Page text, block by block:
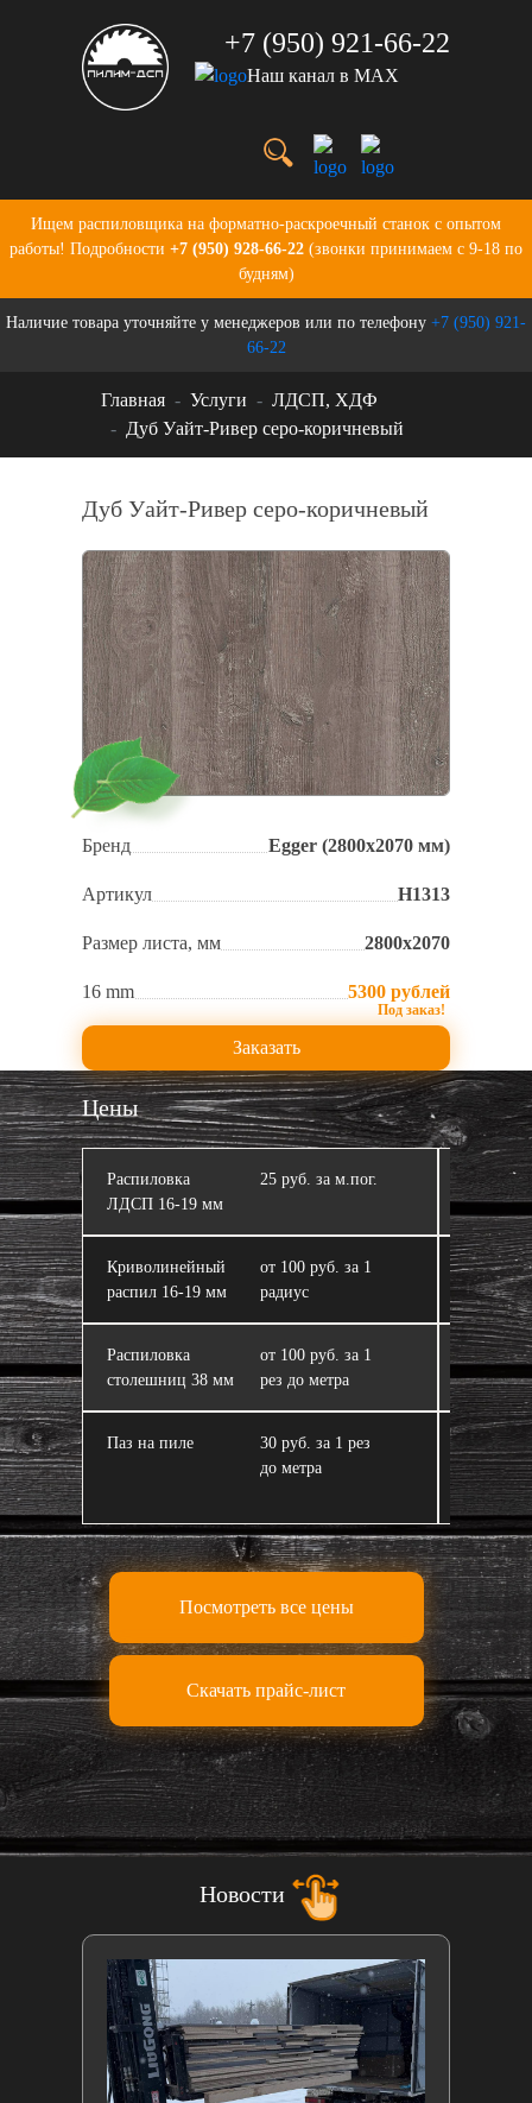
+7 (950) 921-66-22
Наш канал в MAX
Услуги
Портфолио
Производство
Бланки для заказов
Ищем распиловщика на форматно-раскроечный станок с опытом
работы! Подробности +7 (950) 928-66-22 (звонки принимаем с 9-18 по
будням)
Наличие товара уточняйте у менеджеров или по телефону +7 (950) 921-
66-22
Главная Услуги
ЛДСП, ХДФ
Дуб Уайт-Ривер серо-коричневый
Дуб Уайт-Ривер серо-коричневый
Бренд Egger (2800х2070 мм)
Артикул H1313
Размер листа, мм 2800х2070
16 mm 5300 рублей
Заказать
Цены
Распиловка
ЛДСП 16‑19 мм
25 руб. за м.пог.
Криволинейный
распил 16‑19 мм
от 100 руб. за 1
радиус
ЛДСП
Распиловка
столешниц 38 мм
от 100 руб. за 1
рез до метра
Склейка
из ЛДСП
Паз на пиле
30 руб. за 1 рез
до метра
Завал
Посмотреть все цены
Скачать прайс-лист
Новости